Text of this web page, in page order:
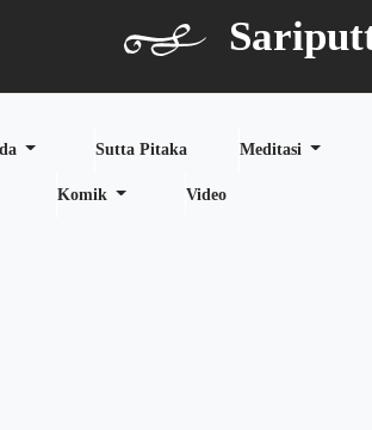
Sutta Pitaka Meditasi
Komik Video